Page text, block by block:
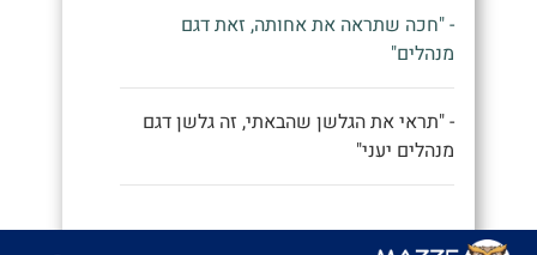
- "חכה שתראה את אחותה, זאת דגם
מנהלים"
- "תראי את הגלשן שהבאתי, זה גלשן דגם
מנהלים יעני"